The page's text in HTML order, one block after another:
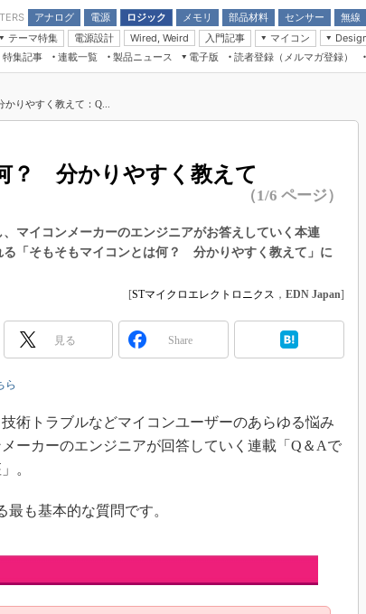
アナログ
電源
ロジック
メモリ
部品材料
受動部品
センサー 無線
アナログ機能
計測とテスト
テーマ特集
電源設計 Wired, Weird
入門記事
モーター入門
マイコン
マイコン講座 計測機器
CEATEC
組込み/エッジコンピューテ
人とくるま展
AUTOMOTIVE WORLD
Microchip情報
特集記事
連載一覧
底”活
コン
知識
とノイ
入門講
はど
製品ニュース
電子版
電子ブックレット
読者登録（メルマガ登録）
りやすく教えて：Q...
？ 分かりやすく教えて
（1/6 ページ）
マイコンメーカーのエンジニアがお答えしていく本連
「そもそもマイコンとは何？ 分かりやすく教えて」に
[STマイクロエレクトロニクス ， EDN Japan]
見る Share
ら
術トラブルなどマイコンユーザーのあらゆる悩み
ーカーのエンジニアが回答していく連載「Q＆Aで
。
最も基本的な質問です。